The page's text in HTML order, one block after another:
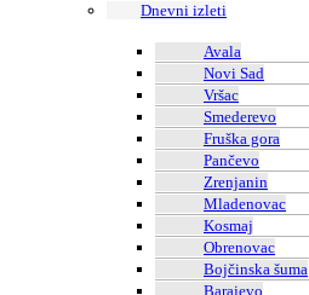
Dnevni izleti
Avala
Novi Sad
Vršac
Smederevo
Fruška gora
Pančevo
Zrenjanin
Mladenovac
Kosmaj
Obrenovac
Bojčinska šuma
Barajevo